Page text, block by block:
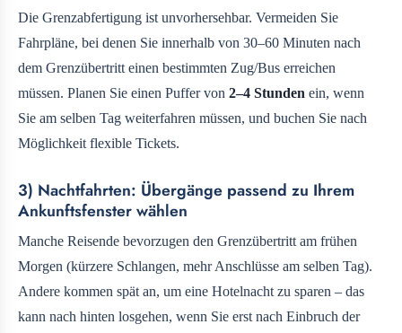
Die Grenzabfertigung ist unvorhersehbar. Vermeiden Sie
Fahrpläne, bei denen Sie innerhalb von 30–60 Minuten nach
dem Grenzübertritt einen bestimmten Zug/Bus erreichen
müssen. Planen Sie einen Puffer von 2–4 Stunden ein, wenn
Sie am selben Tag weiterfahren müssen, und buchen Sie nach
Möglichkeit flexible Tickets.
3) Nachtfahrten: Übergänge passend zu Ihrem
Ankunftsfenster wählen
Manche Reisende bevorzugen den Grenzübertritt am frühen
Morgen (kürzere Schlangen, mehr Anschlüsse am selben Tag).
Andere kommen spät an, um eine Hotelnacht zu sparen – das
kann nach hinten losgehen, wenn Sie erst nach Einbruch der